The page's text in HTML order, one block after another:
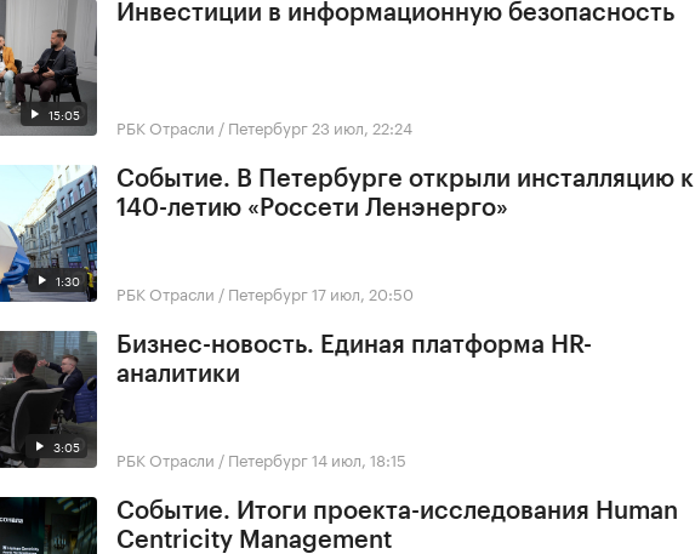
15:05
Инвестиции в информационную безопасность
РБК Отрасли / Петербург 23 июл, 22:24
1:30
Событие. В Петербурге открыли инсталляцию к
140-летию «Россети Ленэнерго»
РБК Отрасли / Петербург17 июл, 20:50
3:05
Бизнес-новость. Единая платформа HR-
аналитики
РБК Отрасли / Петербург14 июл, 18:15
Событие. Итоги проекта-исследования Human
Centricity Management